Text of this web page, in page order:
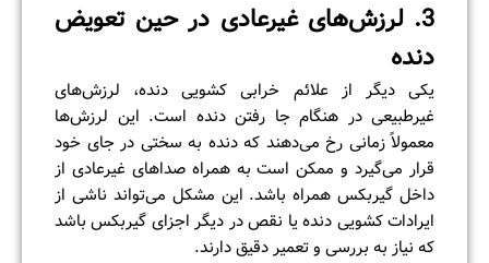
3. لرزش‌های غیرعادی در حین تعویض
دنده
یکی دیگر از علائم خرابی کشویی دنده، لرزش‌های
غیرطبیعی در هنگام جا رفتن دنده است. این لرزش‌ها
معمولاً زمانی رخ می‌دهند که دنده به سختی در جای خود
قرار می‌گیرد و ممکن است به همراه صداهای غیرعادی از
داخل گیربکس همراه باشد. این مشکل می‌تواند ناشی از
ایرادات کشویی دنده یا نقص در دیگر اجزای گیربکس باشد
که نیاز به بررسی و تعمیر دقیق دارند.